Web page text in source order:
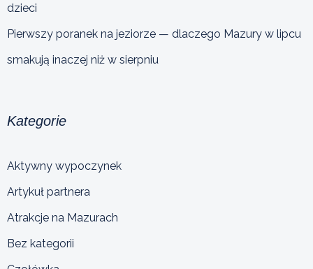
dzieci
Pierwszy poranek na jeziorze — dlaczego Mazury w lipcu
smakują inaczej niż w sierpniu
Kategorie
Aktywny wypoczynek
Artykuł partnera
Atrakcje na Mazurach
Bez kategorii